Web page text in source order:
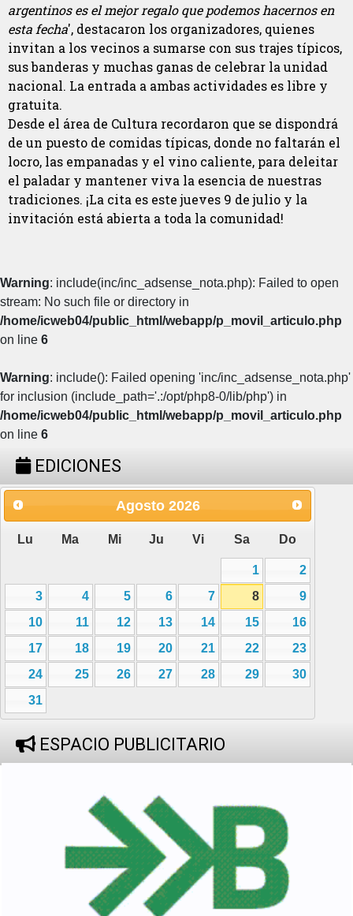
argentinos es el mejor regalo que podemos hacernos en
esta fecha', destacaron los organizadores, quienes
invitan a los vecinos a sumarse con sus trajes típicos,
sus banderas y muchas ganas de celebrar la unidad
nacional. La entrada a ambas actividades es libre y
gratuita.
Desde el área de Cultura recordaron que se dispondrá
de un puesto de comidas típicas, donde no faltarán el
locro, las empanadas y el vino caliente, para deleitar
el paladar y mantener viva la esencia de nuestras
tradiciones. ¡La cita es este jueves 9 de julio y la
invitación está abierta a toda la comunidad!
Warning: include(inc/inc_adsense_nota.php): Failed to open
stream: No such file or directory in
/home/icweb04/public_html/webapp/p_movil_articulo.php
on line 6
Warning: include(): Failed opening 'inc/inc_adsense_nota.php'
for inclusion (include_path='.:/opt/php8-0/lib/php') in
/home/icweb04/public_html/webapp/p_movil_articulo.php
on line 6
EDICIONES
Agosto 2026
Lu Ma Mi Ju Vi Sa Do
1
2
3
4 5 6 7 8
9
10
11 12 13 14 15
16
17
18 19 20 21 22
23
24
25 26 27 28 29
30
31
ESPACIO PUBLICITARIO